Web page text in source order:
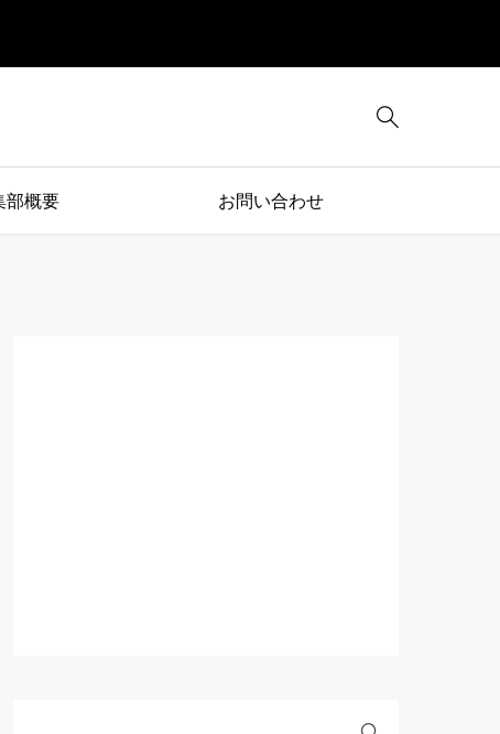

部概要 お問い合わせ